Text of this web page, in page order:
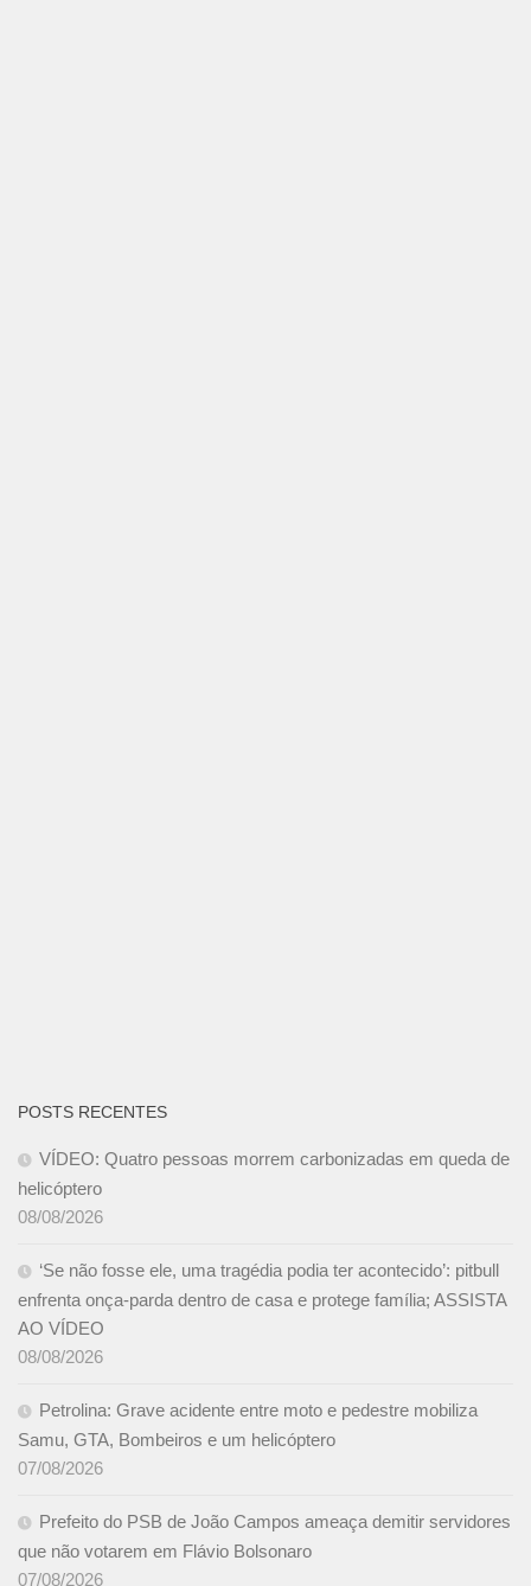
POSTS RECENTES
VÍDEO: Quatro pessoas morrem carbonizadas em queda de
helicóptero
08/08/2026
‘Se não fosse ele, uma tragédia podia ter acontecido’: pitbull
enfrenta onça-parda dentro de casa e protege família; ASSISTA
AO VÍDEO
08/08/2026
Petrolina: Grave acidente entre moto e pedestre mobiliza
Samu, GTA, Bombeiros e um helicóptero
07/08/2026
Prefeito do PSB de João Campos ameaça demitir servidores
que não votarem em Flávio Bolsonaro
07/08/2026